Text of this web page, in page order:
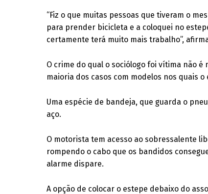
“Fiz o que muitas pessoas que tiveram o
para prender bicicleta e a coloquei no
certamente terá muito mais trabalho”,
O crime do qual o sociólogo foi vítima não é
maioria dos casos com modelos nos quais
Uma espécie de bandeja, que guarda o
aço.
O motorista tem acesso ao sobressalente
rompendo o cabo que os bandidos
alarme dispare.
A opção de colocar o estepe debaixo do